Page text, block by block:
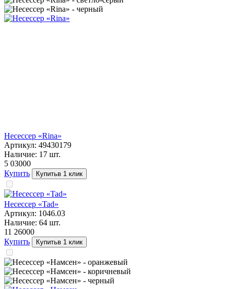
Несессер «Rina»
Артикул: 49430179
Наличие: 17 шт.
5 03000
Купить
Купитьв 1 клик
Несессер «Tad»
Артикул: 1046.03
Наличие: 64 шт.
11 26000
Купить
Купитьв 1 клик